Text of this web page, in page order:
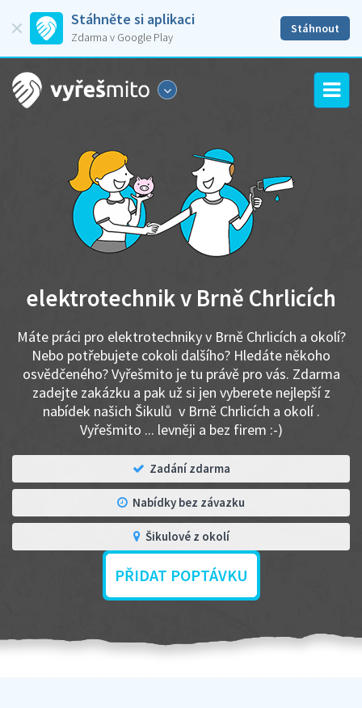
Stáhněte si aplikaci
Zdarma v Google Play
Stáhnout
elektrotechnik v Brně Chrlicích
Máte práci pro elektrotechniky v Brně Chrlicích a okolí?
Nebo potřebujete cokoli dalšího? Hledáte někoho
osvědčeného? Vyřešmito je tu právě pro vás. Zdarma
zadejte zakázku a pak už si jen vyberete nejlepší z
nabídek našich Šikulů v Brně Chrlicích a okolí .
Vyřešmito ... levněji a bez firem :-)
Zadání zdarma
Nabídky bez závazku
Šikulové z okolí
PŘIDAT POPTÁVKU